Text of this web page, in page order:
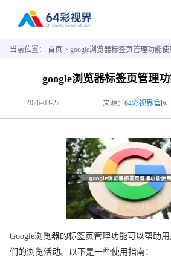
当前位置： 首页 > google浏览器标签页管理功能使
google浏览器标签页管理
2026-03-27 来源： 64彩视界官网
Google浏览器的标签页管理功能可以帮助
们的浏览活动。以下是一些使用指南：